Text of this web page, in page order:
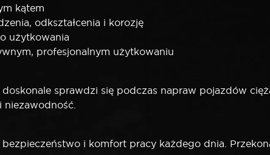
kątem
odkształcenia i korozję
użytkowania
profesjonalnym użytkowaniu
sprawdzi się podczas napraw pojazdów
i komfort pracy każdego dnia.